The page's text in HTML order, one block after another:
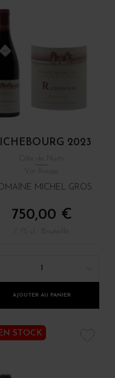
2023
MICHEL GROS
750,00 €
1
AJOUTER AU PANIER
STOCK